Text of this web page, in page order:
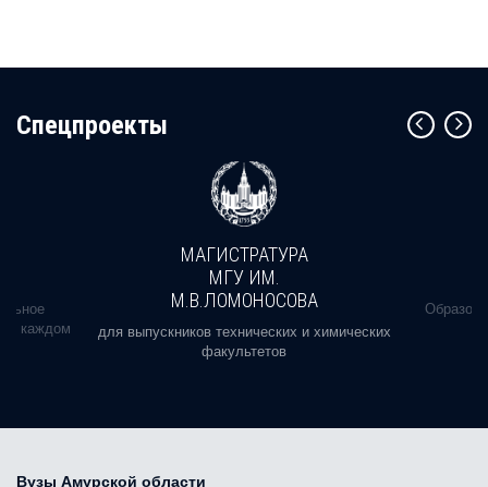
Cпецпроекты
в каждом
МАГИСТРАТУРА
МГУ ИМ.
М.В.ЛОМОНОСОВА
для выпускников технических и химических
факультетов
Вузы Амурской области